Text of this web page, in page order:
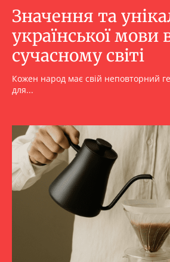
Значення та
української мови
сучасному світі
Кожен народ має свій неповторний
для...